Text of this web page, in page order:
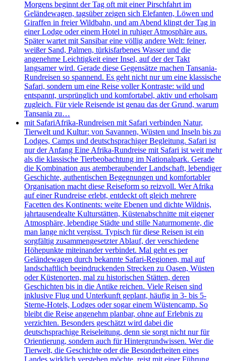
Morgens beginnt der Tag oft mit einer Pirschfahrt im
Geländewagen, tagsüber zeigen sich Elefanten, Löwen und
Giraffen in freier Wildbahn, und am Abend klingt der Tag in
einer Lodge oder einem Hotel in ruhiger Atmosphäre aus.
Später wartet mit Sansibar eine völlig andere Welt: feiner,
weißer Sand, Palmen, türkisfarbenes Wasser und die
angenehme Leichtigkeit einer Insel, auf der der Takt
langsamer wird. Gerade diese Gegensätze machen Tansania-
Rundreisen so spannend. Es geht nicht nur um eine klassische
Safari, sondern um eine Reise voller Kontraste: wild und
entspannt, ursprünglich und komfortabel, aktiv und erholsam
zugleich. Für viele Reisende ist genau das der Grund, warum
Tansania zu…
mit SafariAfrika-Rundreisen mit Safari verbinden Natur,
Tierwelt und Kultur: von Savannen, Wüsten und Inseln bis zu
Lodges, Camps und deutschsprachiger Begleitung. Safari ist
nur der Anfang Eine Afrika-Rundreise mit Safari ist weit mehr
als die klassische Tierbeobachtung im Nationalpark. Gerade
die Kombination aus atemberaubender Landschaft, lebendiger
Geschichte, authentischen Begegnungen und komfortabler
Organisation macht diese Reiseform so reizvoll. Wer Afrika
auf einer Rundreise erlebt, entdeckt oft gleich mehrere
Facetten des Kontinents: weite Ebenen und dichte Wildnis,
jahrtausendealte Kulturstätten, Küstenabschnitte mit eigener
Atmosphäre, lebendige Städte und stille Naturmomente, die
man lange nicht vergisst. Typisch für diese Reisen ist ein
sorgfältig zusammengesetzter Ablauf, der verschiedene
Höhepunkte miteinander verbindet. Mal geht es per
Geländewagen durch bekannte Safari-Regionen, mal auf
landschaftlich beeindruckenden Strecken zu Oasen, Wüsten
oder Küstenorten, mal zu historischen Stätten, deren
Geschichten bis in die Antike reichen. Viele Reisen sind
inklusive Flug und Unterkunft geplant, häufig in 3- bis 5-
Sterne-Hotels, Lodges oder sogar einem Wüstencamp. So
bleibt die Reise angenehm planbar, ohne auf Erlebnis zu
verzichten. Besonders geschätzt wird dabei die
deutschsprachige Reiseleitung, denn sie sorgt nicht nur für
Orientierung, sondern auch für Hintergrundwissen. Wer die
Tierwelt, die Geschichte oder die Besonderheiten eines
Landes wirklich verstehen möchte, reist mit einer Führung